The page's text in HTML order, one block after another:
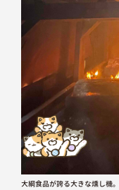
大綱食品が誇る大きな燻し機